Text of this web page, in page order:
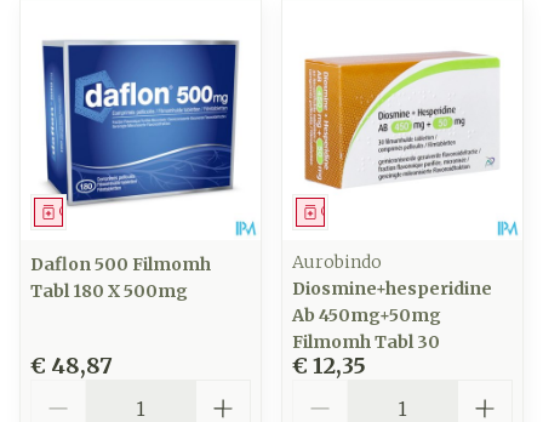
Geneesmiddel
Daflon 500 Filmomh
Tabl 180 X 500mg
€ 48,87
Geneesmiddel
Aurobindo
Diosmine+hesperidine
Ab 450mg+50mg
Filmomh Tabl 30
€ 12,35